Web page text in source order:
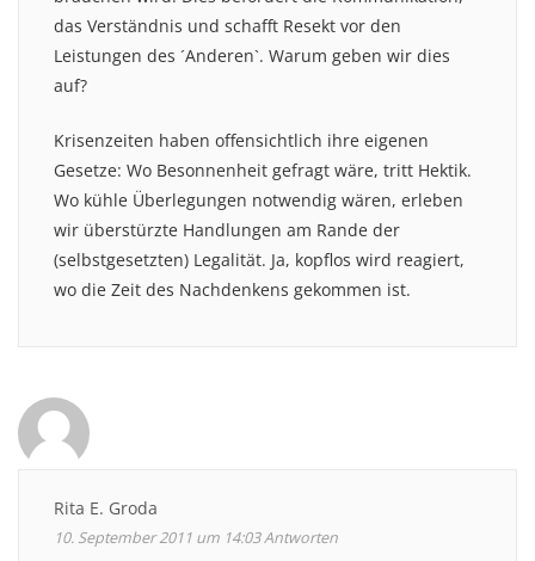
das Verständnis und schafft Resekt vor den
Leistungen des ´Anderen`. Warum geben wir dies
auf?
Krisenzeiten haben offensichtlich ihre eigenen
Gesetze: Wo Besonnenheit gefragt wäre, tritt Hektik.
Wo kühle Überlegungen notwendig wären, erleben
wir überstürzte Handlungen am Rande der
(selbstgesetzten) Legalität. Ja, kopflos wird reagiert,
wo die Zeit des Nachdenkens gekommen ist.
Rita E. Groda
10. September 2011 um 14:03Antworten